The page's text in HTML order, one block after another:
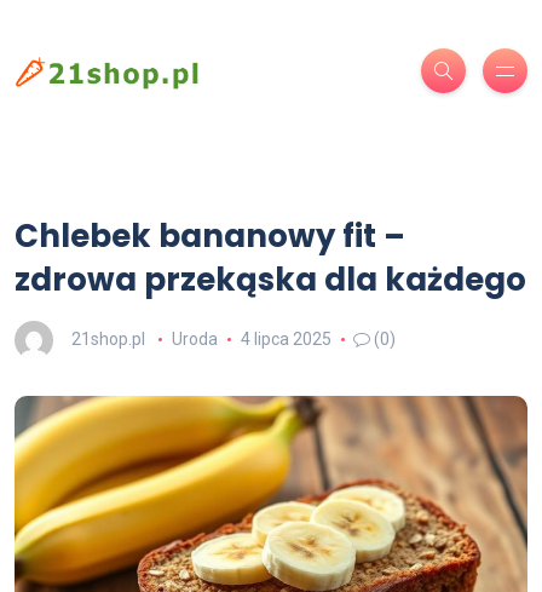
Chlebek bananowy fit –
zdrowa przekąska dla każdego
21shop.pl Uroda 4 lipca 2025 (0)